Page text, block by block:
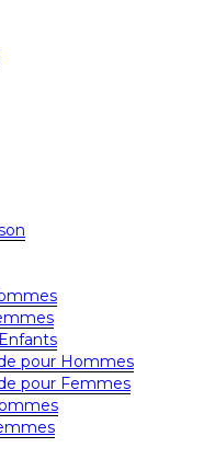
pour Hommes
pour Femmes